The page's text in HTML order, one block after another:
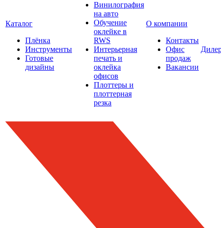
Каталог
Плёнка
Инструменты
Готовые
дизайны
Винилография
на авто
Обучение
оклейке в
RWS
Интерьерная
печать и
оклейка
офисов
Плоттеры и
плоттерная
резка
О компании
Контакты
Офис
продаж
Вакансии